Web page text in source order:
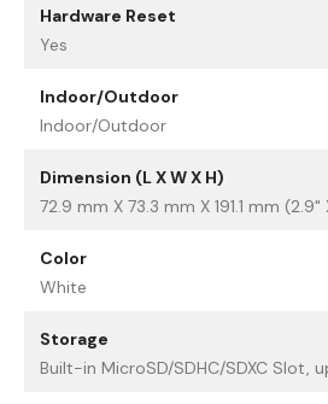
Hardware Reset
Yes
Indoor/Outdoor
Indoor/Outdoor
Dimension (L X W X H)
72.9 mm X 73.3 mm X 191.1 mm (2.9"
Color
White
Storage
Built-in MicroSD/SDHC/SDXC Slot,